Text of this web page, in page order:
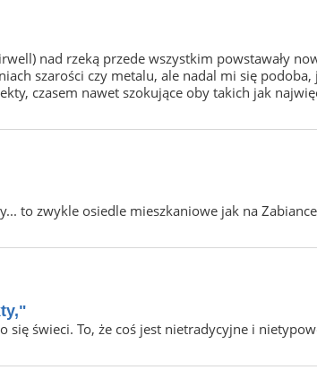
nad rzeką przede wszystkim powstawały
szarości czy metalu, ale nadal mi się
czasem nawet szokujące oby takich jak
to zwykle osiedle mieszkaniowe jak na
się świeci. To, że coś jest nietradycyjne i